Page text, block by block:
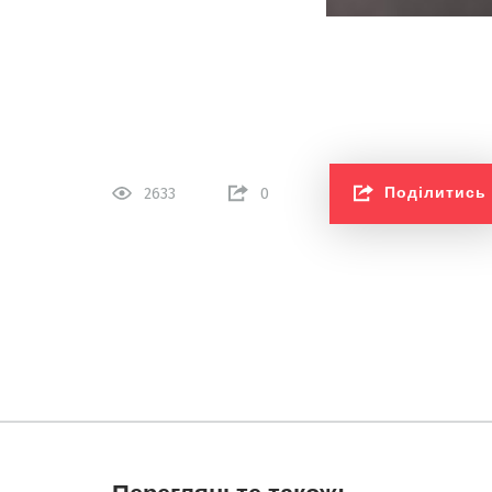
2633 0 Поділитись